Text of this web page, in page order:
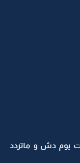
يوم دش و ماتردد